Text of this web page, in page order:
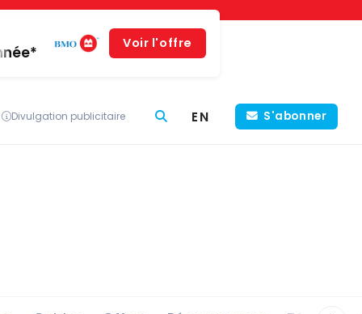
Voir l'offre
Divulgation publicitaire EN S'abonner